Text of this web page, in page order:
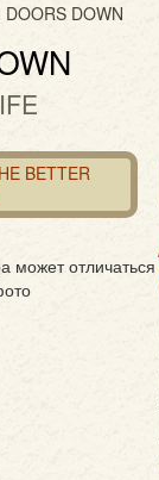
DOORS DOWN
может отличаться